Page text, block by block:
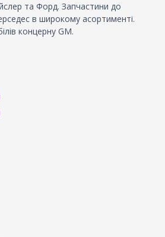
та Форд. Запчастини до
в широкому асортименті.
концерну GM.